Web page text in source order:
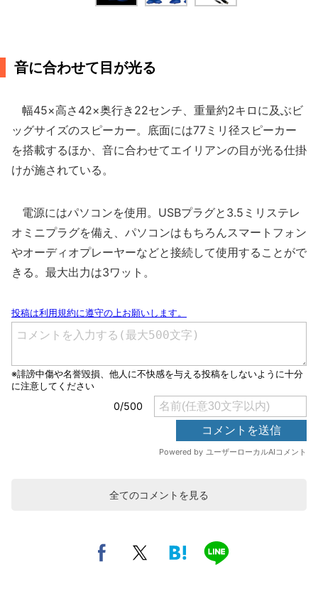
音に合わせて目が光る
幅45×高さ42×奥行き22センチ、重量約2キロに及ぶビ
ッグサイズのスピーカー。底面には77ミリ径スピーカー
を搭載するほか、音に合わせてエイリアンの目が光る仕掛
けが施されている。
電源にはパソコンを使用。USBプラグと3.5ミリステレ
オミニプラグを備え、パソコンはもちろんスマートフォン
やオーディオプレーヤーなどと接続して使用することがで
きる。最大出力は3ワット。
全てのコメントを見る